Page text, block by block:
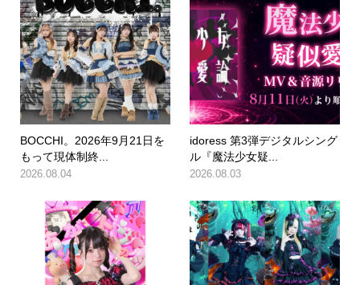
BOCCHI。2026年9月21日を
もって現体制終...
2026.08.04
idoress 第3弾デジタルシング
ル『魔法少女疑...
2026.08.03